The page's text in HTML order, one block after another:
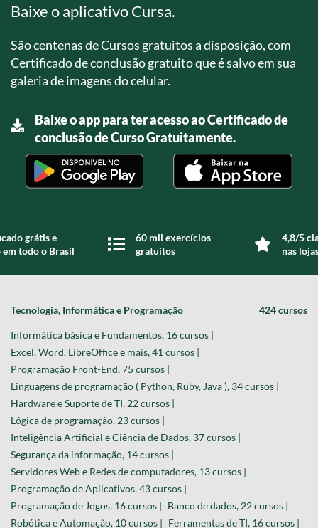
Baixe o aplicativo Cursa.
São centenas de Cursos gratuitos a disposição, com
Certificado de conclusão gratuito que é salvo em sua
galeria de imagens do celular.
Baixe o app para ter acesso ao Certificado de
conclusão de Curso Gratuitamente.
grátis e
todo o Brasil
60 mil exercícios
gratuitos
4,8/5
nas
Tecnologia, Informática e Programação 424 cursos
Informática básica e Fundamentos, 16 cursos |
Excel, Word, LibreOffice e mais, 41 cursos |
Programação Front-End, 75 cursos |
Linguagens de programação ( Python, Ruby, Java ), 34 cursos |
Hardware e Suporte de TI, 22 cursos |
Lógica de programação, 23 cursos |
Inteligência Artificial e Ciência de Dados, 37 cursos |
Segurança da informação, 14 cursos |
Servidores Web e Redes de computadores, 13 cursos |
Programação de Aplicativos, 43 cursos |
Programação de Jogos, 16 cursos |
Banco de dados, 22 cursos |
Robótica e Automação, 10 cursos |
Ferramentas de TI, 16 cursos |